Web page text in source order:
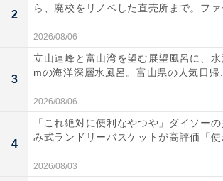
チェックイン・チェックアウト
チェックイン：15:00
チェックアウト：10:00
※プランにより時間が異なる可能性があ
あわせて読みたい
【和歌山県の人気ホテル】「
波 MANPA RESORT」が選
2
ら、廃校をリノベした直売所まで。ファ
2026/08/06
3
立山連峰と富山湾を望む展望風呂に、
mの海洋深層水風呂。富山県の人気日帰
2026/08/06
4
「これ絶対に便利なやつや」ダイソー
み式ランドリーバスケットが高評価「使
2026/08/03